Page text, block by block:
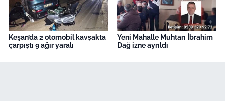
Keşan’da 2 otomobil kavşakta
çarpıştı 9 ağır yaralı
Yeni Mahalle Muhtarı İbrahim
Dağ izne ayrıldı